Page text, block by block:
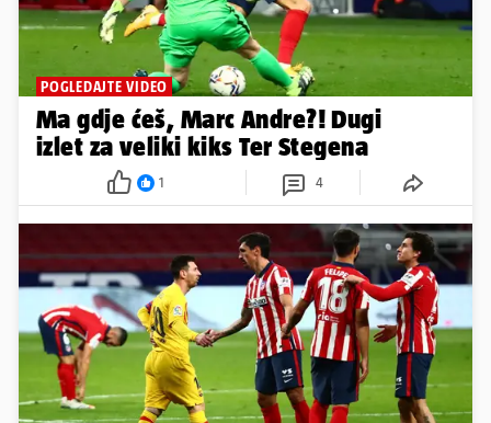
POGLEDAJTE VIDEO
Ma gdje ćeš, Marc Andre?! Dugi
izlet za veliki kiks Ter Stegena
1 4